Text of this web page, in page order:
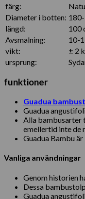
färg:
Diameter i botten:
längd:
100
Avsmalning:
10-
vikt:
± 2
ursprung:
funktioner
Guadua
Guadua
Alla bambusarter
emellertid inte de
Guadua Bambu
Vanliga användningar
Genom historien
Dessa
Guadua